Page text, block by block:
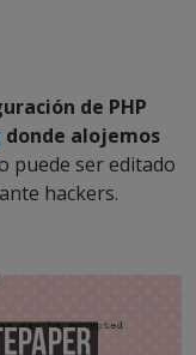
de PHP
donde alojemos
puede ser editado
hackers.